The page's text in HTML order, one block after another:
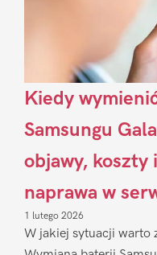
Kiedy
Samsungu
objawy, koszty
naprawa w
1 lutego 2026
W jakiej sytuacji warto